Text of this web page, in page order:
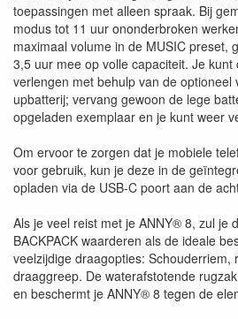
toepassingen met alleen spraak. Bij
modus tot 11 uur ononderbroken
maximaal volume in de MUSIC preset,
3,5 uur mee op volle capaciteit. Je kunt
verlengen met behulp van de optioneel
upbatterij; vervang gewoon de lege
opgeladen exemplaar en je kunt weer
Om ervoor te zorgen dat je mobiele
voor gebruik, kun je deze in de
opladen via de USB-C poort aan de
Als je veel reist met je ANNY® 8, zul je
BACKPACK waarderen als de ideale
veelzijdige draagopties: Schouderriem,
draaggreep. De waterafstotende
en beschermt je ANNY® 8 tegen de